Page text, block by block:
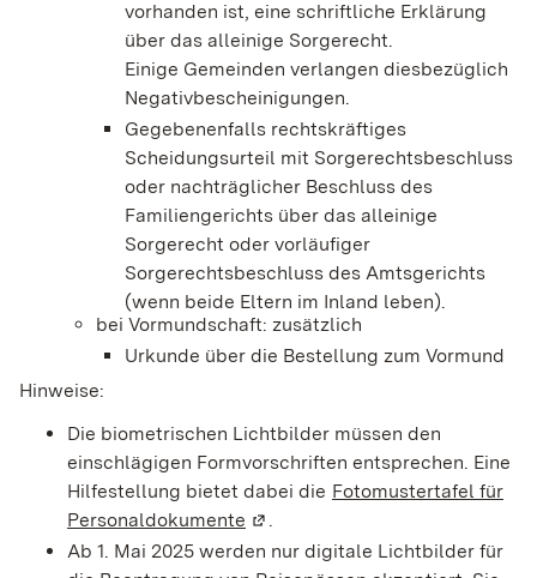
vorhanden ist, eine schriftliche Erklärung
über das alleinige Sorgerecht.
Einige Gemeinden verlangen diesbezüglich
Negativbescheinigungen.
Gegebenenfalls rechtskräftiges
Scheidungsurteil mit Sorgerechtsbeschluss
oder nachträglicher Beschluss des
Familiengerichts über das alleinige
Sorgerecht oder vorläufiger
Sorgerechtsbeschluss des Amtsgerichts
(wenn beide Eltern im Inland leben).
bei Vormundschaft: zusätzlich
Urkunde über die Bestellung zum Vormund
Hinweise:
Die biometrischen Lichtbilder müssen den
einschlägigen Formvorschriften entsprechen. Eine
Hilfestellung bietet dabei die Fotomustertafel für
Personaldokumente (Wird in einem neuen Fenster
.
Ab 1. Mai 2025 werden nur digitale Lichtbilder für